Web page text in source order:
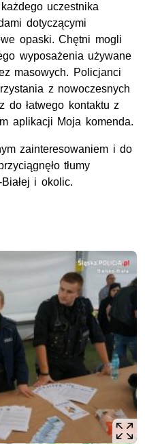
uczestnika
dotyczącymi
opaski. Chętni mogli
wyposażenia używane
masowych. Policjanci
z nowoczesnych
do łatwego kontaktu z
aplikacji Moja komenda.
zainteresowaniem i do
tłumy
i okolic.